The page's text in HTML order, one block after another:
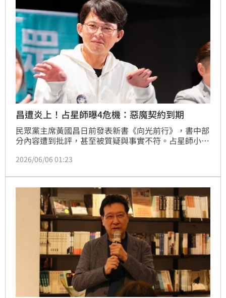
昌遭炎上！占星師曝4危機：惡魔契約到期
民眾黨主席黃國昌日前發表新書《向光前行》，書中部
分內容遭到批評，甚至被質疑與事實不符。占星師小森
機，包含眾叛親離、舊戰友反噬、群眾情緒轉向及話術
2026/06/06 01:23